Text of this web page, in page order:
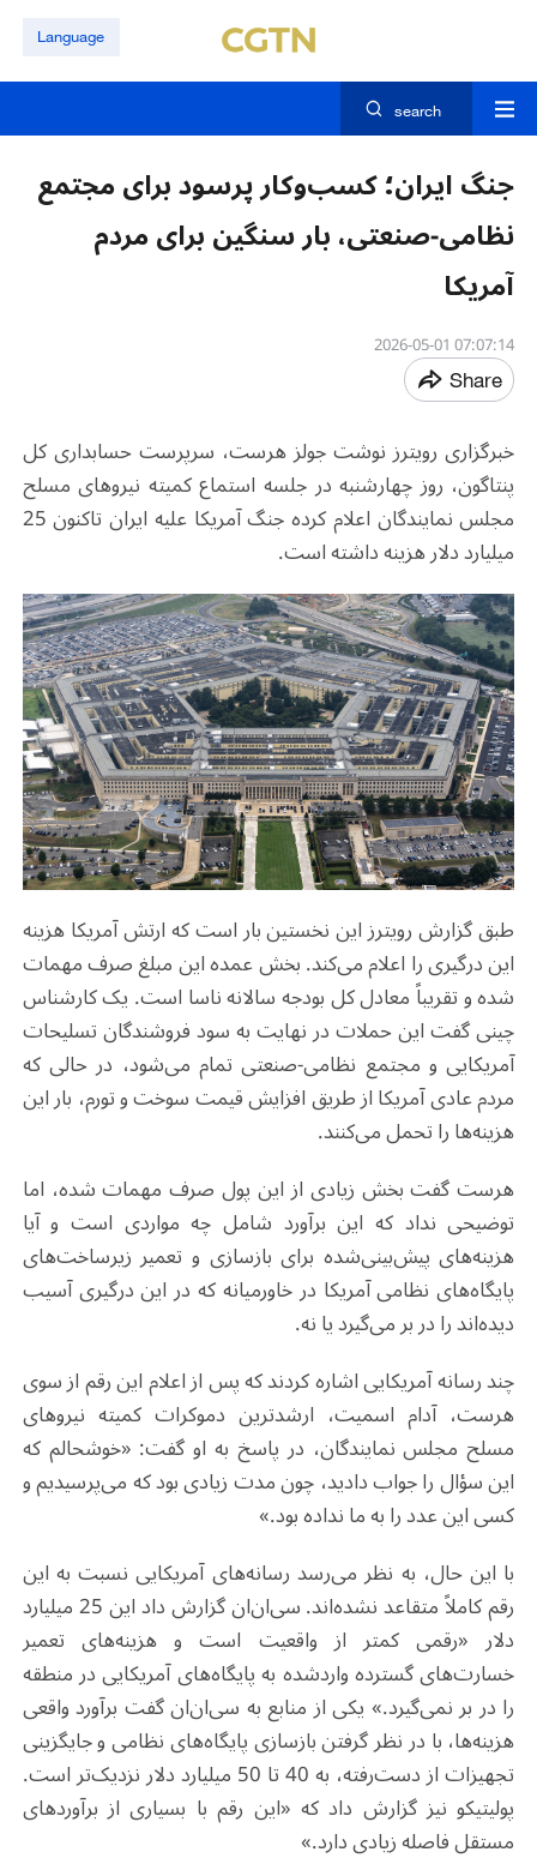
Language
search
جنگ ایران؛ کسب‌وکار پرسود برای مجتمع
نظامی-صنعتی، بار سنگین برای مردم
آمریکا
07:07:14 2026-05-01
Share
خبرگزاری رویترز نوشت جولز هرست، سرپرست حسابداری کل
پنتاگون، روز چهارشنبه در جلسه استماع کمیته نیروهای مسلح
مجلس نمایندگان اعلام کرده جنگ آمریکا علیه ایران تاکنون 25
میلیارد دلار هزینه داشته است.
طبق گزارش رویترز این نخستین بار است که ارتش آمریکا هزینه
این درگیری را اعلام می‌کند. بخش عمده این مبلغ صرف مهمات
شده و تقریباً معادل کل بودجه سالانه ناسا است. یک کارشناس
چینی گفت این حملات در نهایت به سود فروشندگان تسلیحات
آمریکایی و مجتمع نظامی-صنعتی تمام می‌شود، در حالی که
مردم عادی آمریکا از طریق افزایش قیمت سوخت و تورم، بار این
هزینه‌ها را تحمل می‌کنند.
هرست گفت بخش زیادی از این پول صرف مهمات شده، اما
توضیحی نداد که این برآورد شامل چه مواردی است و آیا
هزینه‌های پیش‌بینی‌شده برای بازسازی و تعمیر زیرساخت‌های
پایگاه‌های نظامی آمریکا در خاورمیانه که در این درگیری آسیب
دیده‌اند را در بر می‌گیرد یا نه.
چند رسانه آمریکایی اشاره کردند که پس از اعلام این رقم از سوی
هرست، آدام اسمیت، ارشدترین دموکرات کمیته نیروهای
مسلح مجلس نمایندگان، در پاسخ به او گفت: «خوشحالم که
این سؤال را جواب دادید، چون مدت زیادی بود که می‌پرسیدیم و
کسی این عدد را به ما نداده بود.»
با این حال، به نظر می‌رسد رسانه‌های آمریکایی نسبت به این
رقم کاملاً متقاعد نشده‌اند. سی‌ان‌ان گزارش داد این 25 میلیارد
دلار «رقمی کمتر از واقعیت است و هزینه‌های تعمیر
خسارت‌های گسترده واردشده به پایگاه‌های آمریکایی در منطقه
را در بر نمی‌گیرد.» یکی از منابع به سی‌ان‌ان گفت برآورد واقعی
هزینه‌ها، با در نظر گرفتن بازسازی پایگاه‌های نظامی و جایگزینی
تجهیزات از دست‌رفته، به 40 تا 50 میلیارد دلار نزدیک‌تر است.
پولیتیکو نیز گزارش داد که «این رقم با بسیاری از برآوردهای
مستقل فاصله زیادی دارد.»